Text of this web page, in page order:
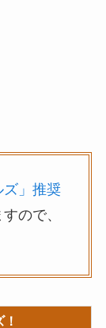
ズ」推奨
ので、